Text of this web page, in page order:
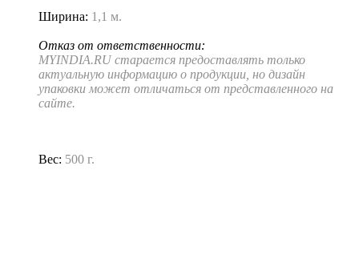
Ширина: 1,1 м.
Отказ от ответственности:
MYINDIA.RU старается предоставлять только
актуальную информацию о продукции, но дизайн
упаковки может отличаться от представленного на
сайте.
Вес: 500 г.